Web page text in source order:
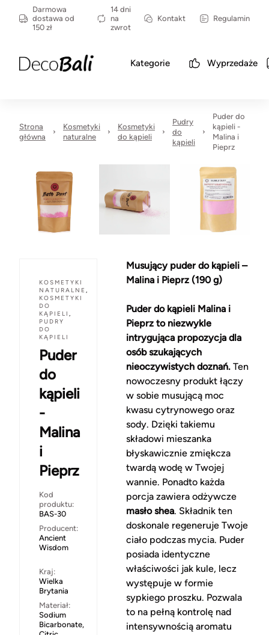
Darmowa
dostawa od
150 zł
14 dni
na
zwrot
Kontakt Regulamin
Kategorie Wyprzedaże
Strona
główna
Kosmetyki
naturalne
Kosmetyki
do kąpieli
Pudry
do
kąpieli
Puder do
kąpieli -
Malina i
Pieprz
KOSMETYKI
NATURALNE ,
KOSMETYKI
DO
KĄPIELI ,
PUDRY
DO
KĄPIELI
Puder
do
kąpieli
-
Malina
i
Pieprz
Kod
produktu:
BAS-30
Producent:
Ancient
Wisdom
Kraj:
Wielka
Brytania
Materiał:
Sodium
Bicarbonate,
Musujący puder do kąpieli –
Malina i Pieprz (190 g)
Puder do kąpieli Malina i
Pieprz to niezwykle
intrygująca propozycja dla
osób szukających
nieoczywistych doznań.Ten
nowoczesny produkt łączy
w sobie musującą moc
kwasu cytrynowego oraz
sody. Dzięki takiemu
składowi mieszanka
błyskawicznie zmiękcza
twardą wodę w Twojej
wannie. Ponadto każda
porcja zawiera odżywcze
masło shea. Składnik ten
doskonale regeneruje Twoje
ciało podczas mycia. Puder
posiada identyczne
właściwości jak kule, lecz
występuje w formie
sypkiego proszku. Pozwala
to na pełną kontrolę nad
intensywnością aromatu